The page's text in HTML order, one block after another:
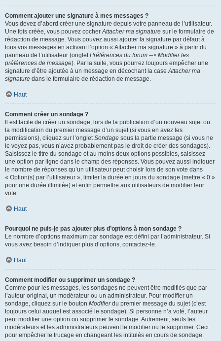
Comment ajouter une signature à mes messages ?
Vous devez d’abord créer une signature depuis votre panneau de l’utilisateur.
Une fois créée, vous pouvez cocherAttacher ma signature sur le formulaire de
rédaction de message. Vous pouvez aussi ajouter la signature par défaut à
tous vos messages en activant l’option « Attacher ma signature » à partir du
panneau de l’utilisateur (ongletPréférences du forum --> Modifier les
préférences de message). Par la suite, vous pourrez toujours empêcher une
signature d’être ajoutée à un message en décochant la caseAttacher ma
signature dans le formulaire de rédaction de message.
Haut
Comment créer un sondage ?
Il est facile de créer un sondage, lors de la publication d’un nouveau sujet ou
la modification du premier message d’un sujet (si vous en avez les
permissions), cliquez sur l’ongletSondage sous la partie message (si vous ne
le voyez pas, vous n’avez probablement pas le droit de créer des sondages).
Saisissez le titre du sondage et au moins deux options possibles, saisissez
une option par ligne dans le champ des réponses. Vous pouvez aussi indiquer
le nombre de réponses qu’un utilisateur peut choisir lors de son vote dans
« Option(s) par l’utilisateur », limiter la durée en jours du sondage (mettre « 0 »
pour une durée illimitée) et enfin permettre aux utilisateurs de modifier leur
vote.
Haut
Pourquoi ne puis-je pas ajouter plus d’options à mon sondage ?
Le nombre d’options maximum par sondage est défini par l’administrateur. Si
vous avez besoin d’indiquer plus d’options, contactez-le.
Haut
Comment modifier ou supprimer un sondage ?
Comme pour les messages, les sondages ne peuvent être modifiés que par
l’auteur original, un modérateur ou un administrateur. Pour modifier un
sondage, cliquez sur le bouton Modifierdu premier message du sujet (c’est
toujours celui auquel est associé le sondage). Si personne n’a voté, l’auteur
peut modifier une option ou supprimer le sondage. Autrement, seuls les
modérateurs et les administrateurs peuvent le modifier ou le supprimer. Ceci
pour empêcher le trucage en changeant les intitulés en cours de sondage.